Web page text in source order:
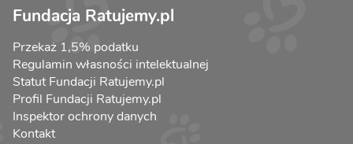
Fundacja Ratujemy.pl
Przekaż 1,5% podatku
Regulamin własności intelektualnej
Statut Fundacji Ratujemy.pl
Profil Fundacji Ratujemy.pl
Inspektor ochrony danych
Kontakt